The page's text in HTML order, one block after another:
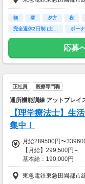
【交通費】
一部支給
朝 昼 夕方 夜
完全週休2日制 (土…
ボー
応募
正社員 医療専門職
通所機能訓練 アットプレイ
【理学療法士】生
集中！
月給289500円〜
【月給】299,500円
基本給：190,000円
固定残業代：78,000円
資格手当：30,000円
東急電鉄東急田園都市